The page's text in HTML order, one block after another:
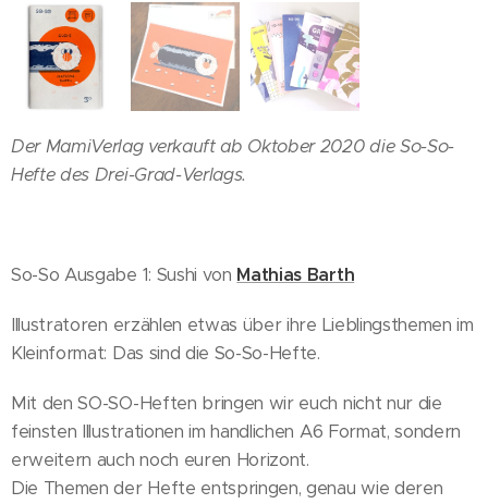
Der MamiVerlag verkauft ab Oktober 2020 die So-So-
Hefte des Drei-Grad-Verlags.
So-So Ausgabe 1: Sushi von Mathias Barth
Illustratoren erzählen etwas über ihre Lieblingsthemen im
Kleinformat: Das sind die So-So-Hefte.
Mit den SO-SO-Heften bringen wir euch nicht nur die
feinsten Illustrationen im handlichen A6 Format, sondern
erweitern auch noch euren Horizont.
Die Themen der Hefte entspringen, genau wie deren